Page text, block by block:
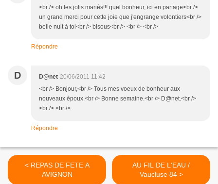
<br /> oh les jolis mariés!!! quel bonheur, ici en partage<br />
un grand merci pour cette joie que j'engrange volontiers<br />
belle nuit à toi<br /> bisous<br /> <br /> <br />
Répondre
D D@net 20/06/2011 11:42
<br /> Bonjour,<br /> Tous mes voeux de bonheur aux
nouveaux époux.<br /> Bonne semaine.<br /> D@net.<br />
<br /> <br />
Répondre
< REPAS DE FETE A
AVIGNON
AU FIL DE L'EAU /
Vaucluse 84 >